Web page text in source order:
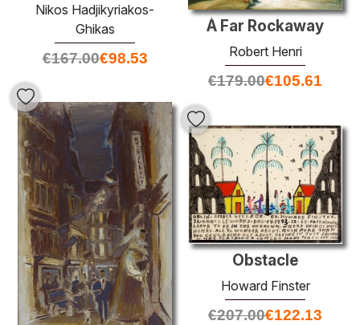
Nikos Hadjikyriakos-
Ghikas
€167.00€98.53
À Far Rockaway
Robert Henri
€179.00€105.61
Obstacle
Howard Finster
€207.00€122.13